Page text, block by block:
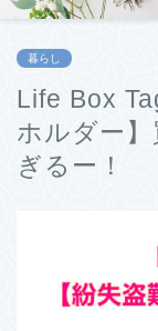
暮らし
Life Box
ホルダー
ぎるー！